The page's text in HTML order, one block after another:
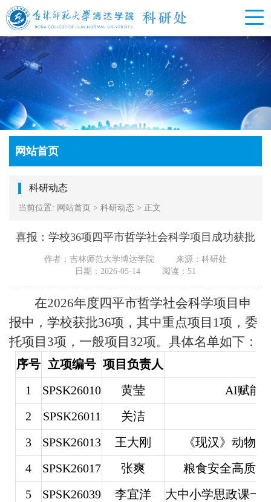
网站首页
科研动态
当前位置: 网站首页 > 科研动态 > 正文
喜报：学校36项四平市哲学社会科学项目成功获批
作者：吉林师范大学博达学院
来源：科研处
日期：2026-05-14
阅读： 51
在2026年度四平市哲学社会科学项目申
报中，学校获批36项，其中重点项目1项，委
托项目3项，一般项目32项。具体名单如下：
序号 立项编号 项目负责人
1
SPSK26010 黄莹
AI赋能
2
SPSK26011
关洁
3
SPSK26013 王大刚
《现汉》动物
4
SPSK26017 张爽
粮食安全高质
5
SPSK26039 李宜洋
大中小学思政课一